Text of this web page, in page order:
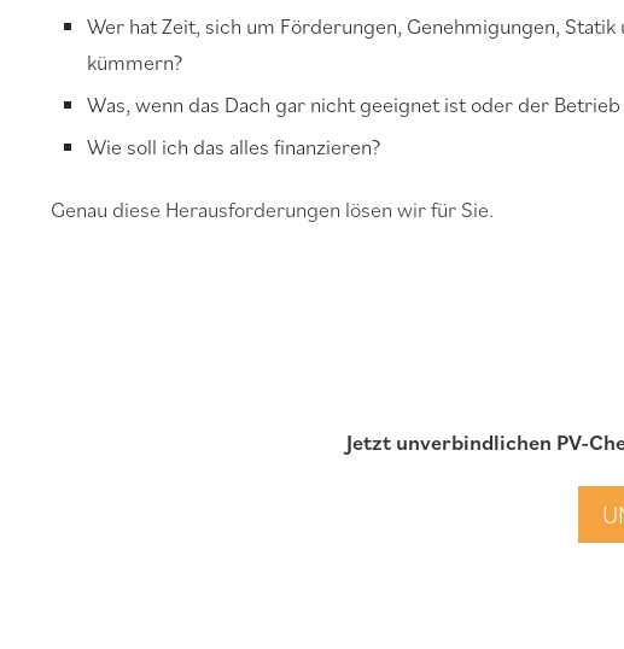
Wer hat Zeit, sich um Förderungen, Genehmigungen, Statik
kümmern?
Was, wenn das Dach gar nicht geeignet ist oder der
Wie soll ich das alles finanzieren?
Genau diese Herausforderungen lösen wir für Sie.
Jetzt unverbindlichen PV-